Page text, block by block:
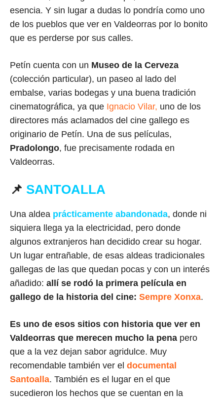
esencia. Y sin lugar a dudas lo pondría como uno
de los pueblos que ver en Valdeorras por lo bonito
que es perderse por sus calles.
Petín cuenta con un Museo de la Cerveza
(colección particular), un paseo al lado del
embalse, varias bodegas y una buena tradición
cinematográfica, ya que Ignacio Vilar, uno de los
directores más aclamados del cine gallego es
originario de Petín. Una de sus películas,
Pradolongo, fue precisamente rodada en
Valdeorras.
📌 SANTOALLA
Una aldea prácticamente abandonada, donde ni
siquiera llega ya la electricidad, pero donde
algunos extranjeros han decidido crear su hogar.
Un lugar entrañable, de esas aldeas tradicionales
gallegas de las que quedan pocas y con un interés
añadido: allí se rodó la primera película en
gallego de la historia del cine: Sempre Xonxa.
Es uno de esos sitios con historia que ver en
Valdeorras que merecen mucho la pena pero
que a la vez dejan sabor agridulce. Muy
recomendable también ver el documental
Santoalla. También es el lugar en el que
sucedieron los hechos que se cuentan en la